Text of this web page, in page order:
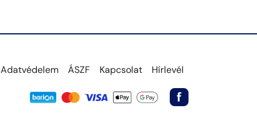
Adatvédelem ÁSZF Kapcsolat Hírlevél